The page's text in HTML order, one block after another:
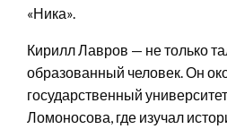
«Ника».
Кирилл Лавров — не только
образованный человек. Он
государственный
Ломоносова, где изучал